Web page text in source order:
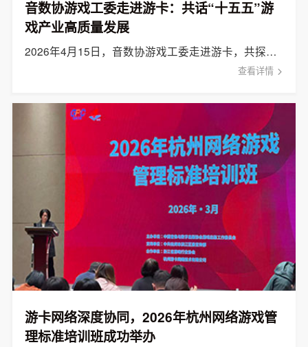
音数协游戏工委走进游卡：共话“十五五”游
戏产业高质量发展
2026年4月15日，音数协游戏工委走进游卡，共探产业生态，共商游戏发展。
查看详情
游卡网络深度协同，2026年杭州网络游戏管
理标准培训班成功举办